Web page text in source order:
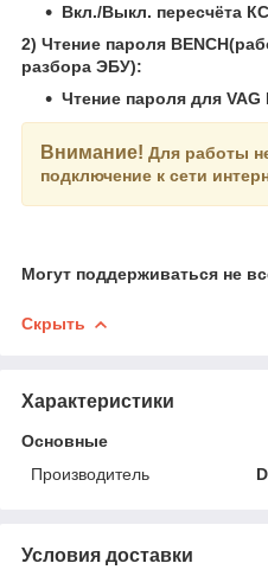
Вкл./Выкл. пересчёта КС
2) Чтение пароля
разбора ЭБУ):
Чтение пароля для VAG
Внимание! Для работы
подключение к сети
Могут поддерживаться не
Скрыть
Характеристики
Основные
Производитель
Условия доставки